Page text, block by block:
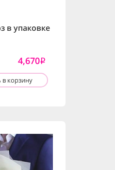
в упаковке
4,670i
корзину